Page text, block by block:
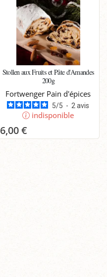
Stollen aux Fruits et Pâte d'Amandes
200g
Fortwenger Pain d'épices
5/5 - 2avis
indisponible
6,00 €